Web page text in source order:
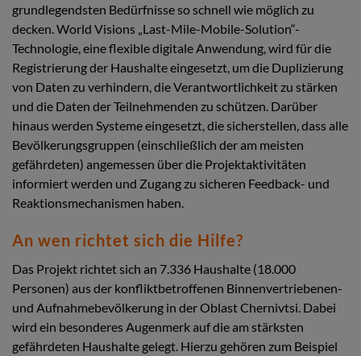
grundlegendsten Bedürfnisse so schnell wie möglich zu
decken. World Visions „Last-Mile-Mobile-Solution“-
Technologie, eine flexible digitale Anwendung, wird für die
Registrierung der Haushalte eingesetzt, um die Duplizierung
von Daten zu verhindern, die Verantwortlichkeit zu stärken
und die Daten der Teilnehmenden zu schützen. Darüber
hinaus werden Systeme eingesetzt, die sicherstellen, dass alle
Bevölkerungsgruppen (einschließlich der am meisten
gefährdeten) angemessen über die Projektaktivitäten
informiert werden und Zugang zu sicheren Feedback- und
Reaktionsmechanismen haben.
An wen richtet sich die Hilfe?
Das Projekt richtet sich an 7.336 Haushalte (18.000
Personen) aus der konfliktbetroffenen Binnenvertriebenen-
und Aufnahmebevölkerung in der Oblast Chernivtsi. Dabei
wird ein besonderes Augenmerk auf die am stärksten
gefährdeten Haushalte gelegt. Hierzu gehören zum Beispiel